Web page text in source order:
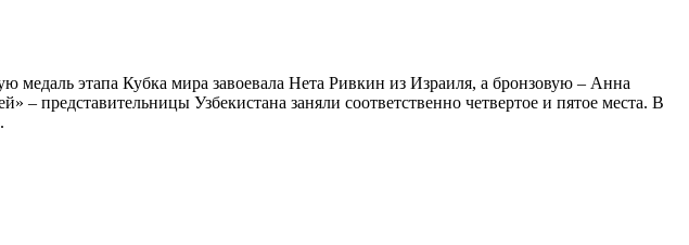
медаль этапа Кубка мира завоевала Нета Ривкин из Израиля, а бронзовую – Анна
представительницы Узбекистана заняли соответственно четвертое и пятое места. В